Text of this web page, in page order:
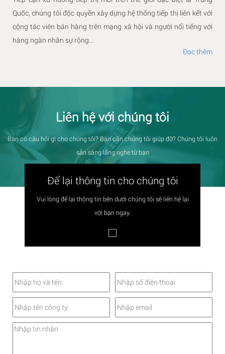
Quốc, chúng tôi độc quyền xây dựng hệ thống tiếp thị liên kết với
cộng tác viên bán hàng trên mạng xã hội và người nổi tiếng với
hàng ngàn nhân sự rộng...
Đọc thêm
Liên hệ với chúng tôi
Bạn có câu hỏi gì cho chúng tôi? Bạn cần chúng tôi giúp đỡ? Chúng tôi luôn
sẵn sàng lắng nghe từ bạn
Để lại thông tin cho chúng tôi
Vui lòng để lại thông tin bên dưới chúng tôi sẽ liên hệ lại
với bạn ngay.